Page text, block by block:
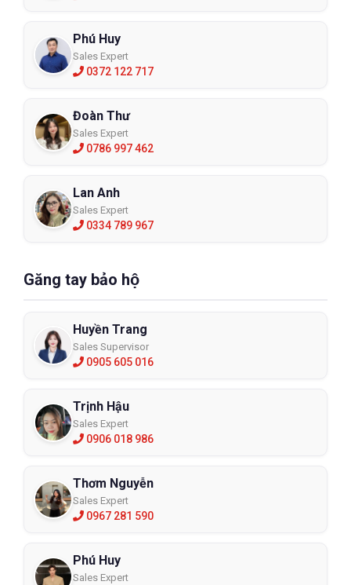
Phú Huy
Sales Expert
0372 122 717
Đoàn Thư
Sales Expert
0786 997 462
Lan Anh
Sales Expert
0334 789 967
Găng tay bảo hộ
Huyền Trang
Sales Supervisor
0905 605 016
Trịnh Hậu
Sales Expert
0906 018 986
Thơm Nguyễn
Sales Expert
0967 281 590
Phú Huy
Sales Expert